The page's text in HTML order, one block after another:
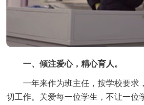
一、倾注爱心，精心育人。
一年来作为班主任，按学校要求
切工作。关爱每一位学生，不让一位